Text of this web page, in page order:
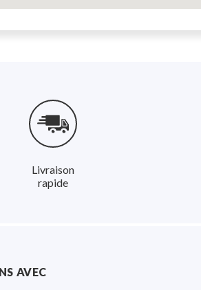
Livraison
rapide
AVEC